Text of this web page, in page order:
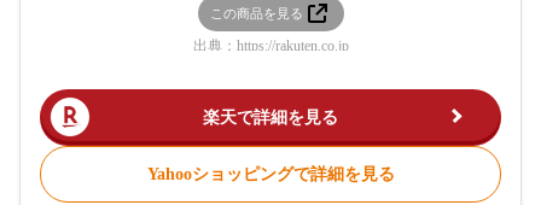
この商品を見る
出典： https://rakuten.co.jp
楽天で詳細を見る
Yahooショッピングで詳細を見る